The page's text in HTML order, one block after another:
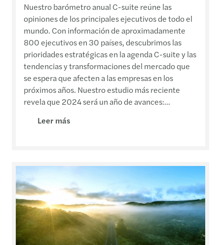
Nuestro barómetro anual C-suite reúne las
opiniones de los principales ejecutivos de todo el
mundo. Con información de aproximadamente
800 ejecutivos en 30 países, descubrimos las
prioridades estratégicas en la agenda C-suite y las
tendencias y transformaciones del mercado que
se espera que afecten a las empresas en los
próximos años. Nuestro estudio más reciente
revela que 2024 será un año de avances:...
Leer más